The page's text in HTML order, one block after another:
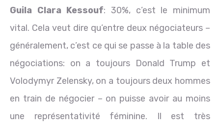
Guila Clara Kessouf: 30%, c’est le minimum
vital. Cela veut dire qu’entre deux négociateurs –
généralement, c’est ce qui se passe à la table des
négociations: on a toujours Donald Trump et
Volodymyr Zelensky, on a toujours deux hommes
en train de négocier – on puisse avoir au moins
une représentativité féminine. Il est très